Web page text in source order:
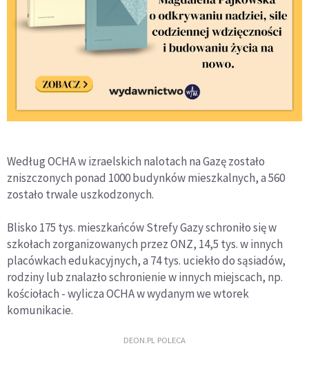
Według OCHA w izraelskich nalotach na Gazę zostało
zniszczonych ponad 1000 budynków mieszkalnych, a 560
zostało trwale uszkodzonych.
Blisko 175 tys. mieszkańców Strefy Gazy schroniło się w
szkołach zorganizowanych przez ONZ, 14,5 tys. w innych
placówkach edukacyjnych, a 74 tys. uciekło do sąsiadów,
rodziny lub znalazło schronienie w innych miejscach, np.
kościołach - wylicza OCHA w wydanym we wtorek
komunikacie.
DEON.PL POLECA